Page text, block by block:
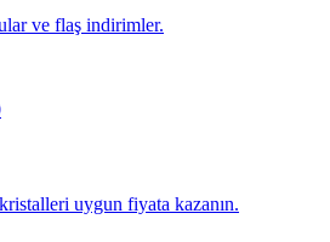
ve flaş indirimler.
uygun fiyata kazanın.